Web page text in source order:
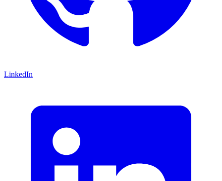
LinkedIn